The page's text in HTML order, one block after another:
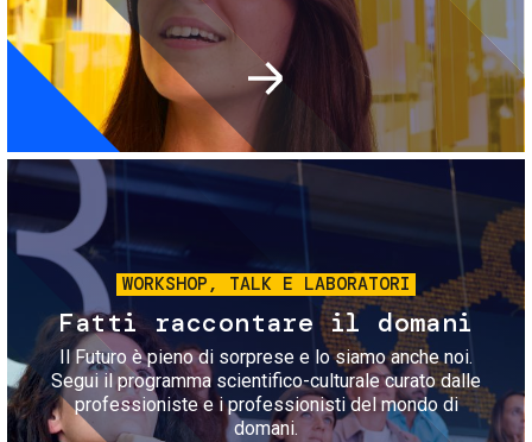
Immagine
WORKSHOP, TALK E LABORATORI
Fatti raccontare il domani
Il Futuro è pieno di sorprese e lo siamo anche noi.
Segui il programma scientifico-culturale curato dalle
professioniste e i professionisti del mondo di
domani.